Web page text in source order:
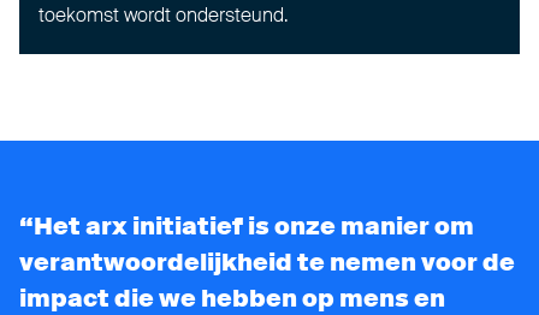
toekomst wordt ondersteund.
Het arx initiatief is onze manier om
verantwoordelijkheid te nemen voor de
impact die we hebben op mens en